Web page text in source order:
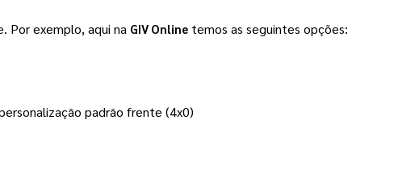
Por exemplo, aqui na GIV Online temos as seguintes opções:
padrão frente (4x0)